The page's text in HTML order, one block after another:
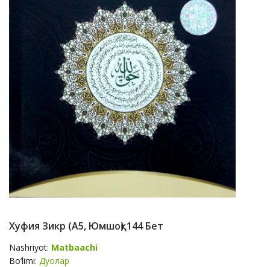
Хуфия Зикр (А5, Юмшоқ) 144 Бет
Nashriyot: Matbaachi
Bo‘limi: Дуолар